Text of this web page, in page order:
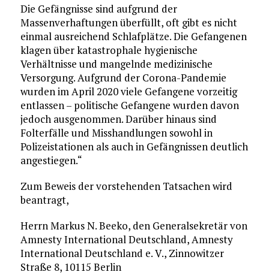
Die Gefängnisse sind aufgrund der
Massenverhaftungen überfüllt, oft gibt es nicht
einmal ausreichend Schlafplätze. Die Gefangenen
klagen über katastrophale hygienische
Verhältnisse und mangelnde medizinische
Versorgung. Aufgrund der Corona-Pandemie
wurden im April 2020 viele Gefangene vorzeitig
entlassen – politische Gefangene wurden davon
jedoch ausgenommen. Darüber hinaus sind
Folterfälle und Misshandlungen sowohl in
Polizeistationen als auch in Gefängnissen deutlich
angestiegen.“
Zum Beweis der vorstehenden Tatsachen wird
beantragt,
Herrn Markus N. Beeko, den Generalsekretär von
Amnesty International Deutschland, Amnesty
International Deutschland e. V., Zinnowitzer
Straße 8, 10115 Berlin